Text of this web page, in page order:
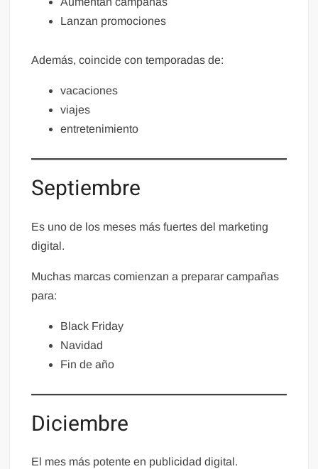
Lanzan promociones
Además, coincide con temporadas de:
vacaciones
viajes
entretenimiento
Septiembre
Es uno de los meses más fuertes del marketing
digital.
Muchas marcas comienzan a preparar campañas
para:
Black Friday
Navidad
Fin de año
Diciembre
El mes más potente en publicidad digital.